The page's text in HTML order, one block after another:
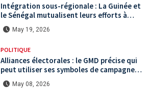
Intégration sous-régionale : La Guinée et
le Sénégal mutualisent leurs efforts à
Koundara via le programme RéZo
May 19, 2026
POLITIQUE
Alliances électorales : le GMD précise qui
peut utiliser ses symboles de campagne
avant le scrutin du 31 mai
May 08, 2026